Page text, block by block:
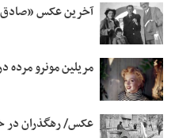
آخرین عکس «صادق
مریلین مونرو مرده در
عکس/ رهگذران در